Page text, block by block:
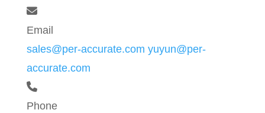
Email
sales@per-accurate.com yuyun@per-
accurate.com
Phone